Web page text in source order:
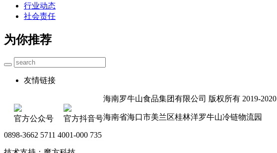
行业动态
社会责任
为你推荐
友情链接
官方公众号 官方抖音号
海南罗牛山食品集团有限公司 版权所有 2019-2020
海南省海口市美兰区桂林洋罗牛山冷链物流园
0898-3662 5711 4001-000 735